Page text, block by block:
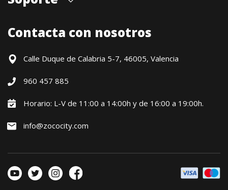
Cita previa tienda
Contacto
Formas de pago
Devoluciones / Garantía
Política precio mínimo garantizado
Financiación CETELEM
Condiciones generales
Contacta con nosotros
Calle Duque de Calabria 5-7, 46005, Valencia
960 457 885
Horario: L-V de 11:00 a 14:00h y de 16:00 a 19:00h.
info@zococity.com